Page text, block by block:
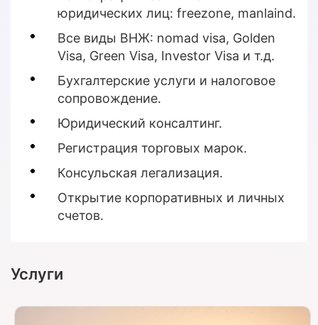
юридических лиц: freezone, manlaind.
Все виды ВНЖ: nomad visa, Golden
Visa, Green Visa, Investor Visa и т.д.
Бухгалтерские услуги и налоговое
сопровождение.
Юридический консалтинг.
Регистрация торговых марок.
Консульская легализация.
Открытие корпоративных и личных
счетов.
Услуги